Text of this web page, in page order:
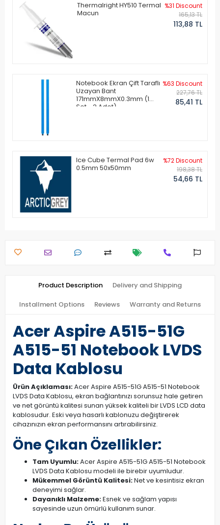
Thermalright HY510 Termal
Macun
%31 Discount
165,13 TL
113,88 TL
Notebook Ekran Çift Taraflı
Uzayan Bant
171mmX8mmX0.3mm (1
Set - 2 Adet)
%63 Discount
227,76 TL
85,41 TL
Ice Cube Termal Pad 6w
0.5mm 50x50mm
%72 Discount
198,38 TL
54,66 TL
Product Description Delivery and Shipping
Installment Options Reviews Warranty and Returns
Acer Aspire A515-51G
A515-51 Notebook LVDS
Data Kablosu
Ürün Açıklaması:Acer Aspire A515-51G A515-51 Notebook
LVDS Data Kablosu, ekran bağlantınızı sorunsuz hale getiren
ve net görüntü kalitesi sunan yüksek kaliteli bir LVDS LCD data
kablosudur. Eski veya hasarlı kablonuzu değiştirerek
cihazınızın ekran performansını artırabilirsiniz.
Öne Çıkan Özellikler:
Tam Uyumlu:Acer Aspire A515-51G A515-51 Notebook
LVDS Data Kablosu modeli ile birebir uyumludur.
Mükemmel Görüntü Kalitesi:Net ve kesintisiz ekran
deneyimi sağlar.
Dayanıklı Malzeme:Esnek ve sağlam yapısı
sayesinde uzun ömürlü kullanım sunar.